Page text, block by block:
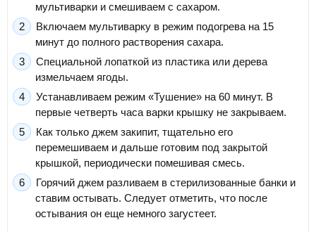
мультиварки и смешиваем с сахаром.
Включаем мультиварку в режим подогрева на 15
минут до полного растворения сахара.
Специальной лопаткой из пластика или дерева
измельчаем ягоды.
Устанавливаем режим «Тушение» на 60 минут. В
первые четверть часа варки крышку не закрываем.
Как только джем закипит, тщательно его
перемешиваем и дальше готовим под закрытой
крышкой, периодически помешивая смесь.
Горячий джем разливаем в стерилизованные банки и
ставим остывать. Следует отметить, что после
остывания он еще немного загустеет.